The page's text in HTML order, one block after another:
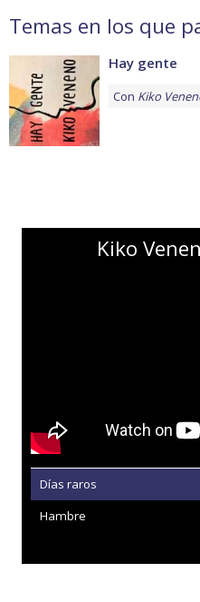
Temas en los que
Hay gente
Con Kiko
Kiko
Días raros
Hambre